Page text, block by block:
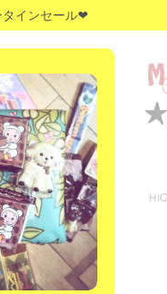
インセール❤